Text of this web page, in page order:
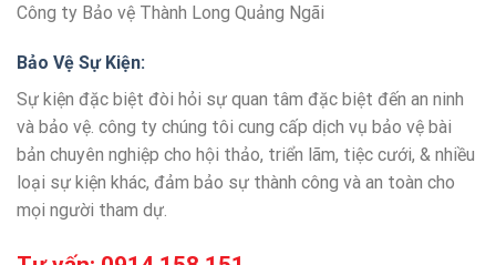
Công ty Bảo vệ Thành Long Quảng Ngãi
Bảo Vệ Sự Kiện:
Sự kiện đặc biệt đòi hỏi sự quan tâm đặc biệt đến an ninh
và bảo vệ. công ty chúng tôi cung cấp dịch vụ bảo vệ bài
bản chuyên nghiệp cho hội thảo, triển lãm, tiệc cưới, & nhiều
loại sự kiện khác, đảm bảo sự thành công và an toàn cho
mọi người tham dự.